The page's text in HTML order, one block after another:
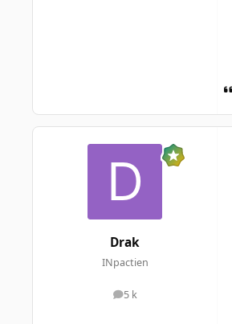
Drak
INpactien
5 k
messages